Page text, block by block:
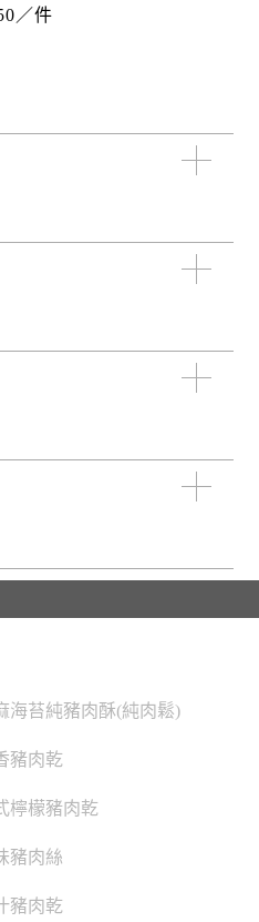
／件
海苔純豬肉酥(純肉鬆)
豬肉乾
檸檬豬肉乾
豬肉絲
豬肉乾